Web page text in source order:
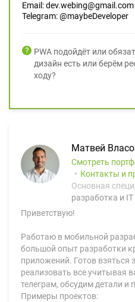
Email: dev.webing@gmail.com
Telegram: @maybeDeveloper
PWA подойдёт или
дизайн есть или берём
ходу?
Матвей
Смотреть
Контакты и
Основная
разработка и IT
Приветствую!
Работаю в мобильной
большой опыт разработки
приложений. Готов взяться
реализовать все учитывая
телеграм, обсудим детали и
Примеры проектов: